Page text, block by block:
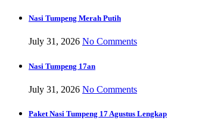
Nasi Tumpeng Merah Putih
July 31, 2026 No Comments
Nasi Tumpeng 17an
July 31, 2026 No Comments
Paket Nasi Tumpeng 17 Agustus Lengkap